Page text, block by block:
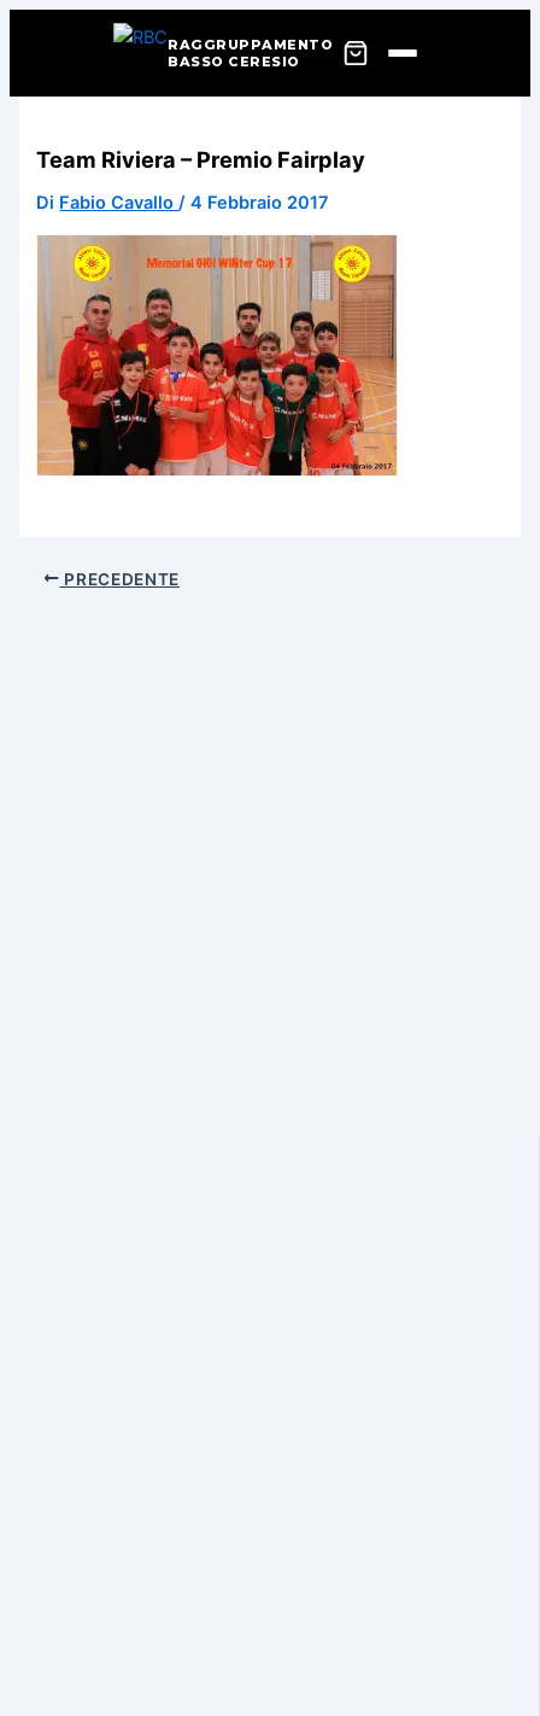
RAGGRUPPAMENTO
BASSO CERESIO
contenuto
Team Riviera – Premio Fairplay
Di Fabio Cavallo/4 Febbraio 2017
PRECEDENTE